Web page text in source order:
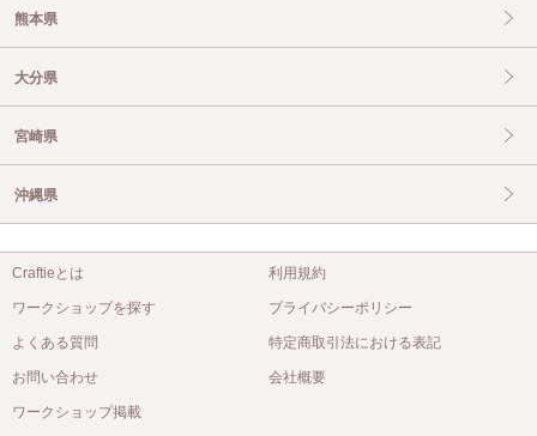
熊本県
大分県
宮崎県
沖縄県
Craftieとは
ワークショップを探す
よくある質問
お問い合わせ
ワークショップ掲載
利用規約
プライバシーポリシー
特定商取引法における表記
会社概要